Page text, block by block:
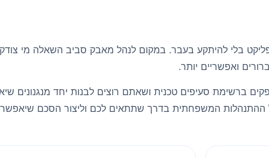
בלי להיתקע בעבר. במקום לנהל מאבק סביב השאלה מי
ואפשריים יותר.
סעיפים טכנית ושאתם רוצים לבנות יחד מנגנונים
ההתנהלות המשפחתית בדרך שתתאים לכם וליצור הסכם